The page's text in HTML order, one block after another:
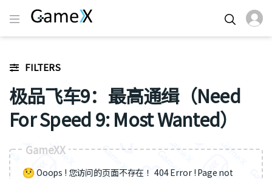
FILTERS
极品飞车9：最高通缉（Need
For Speed 9: Most Wanted）
GameXX
Ooops ! 您访问的页面不存在 ！404 Error ! Page not